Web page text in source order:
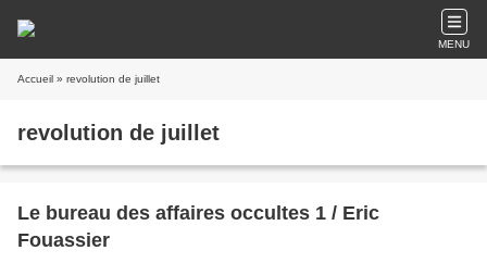
MENU
Accueil » revolution de juillet
revolution de juillet
Le bureau des affaires occultes 1 / Eric
Fouassier